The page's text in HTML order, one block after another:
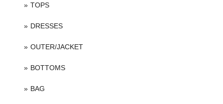
TOPS
DRESSES
OUTER/JACKET
BOTTOMS
BAG